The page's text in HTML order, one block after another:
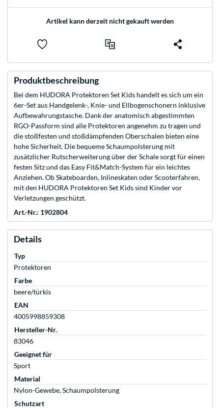
Artikel kann derzeit nicht gekauft werden
Produktbeschreibung
Bei dem HUDORA Protektoren Set Kids handelt es sich um ein
6er-Set aus Handgelenk-, Knie- und Ellbogenschonern inklusive
Aufbewahrungstasche. Dank der anatomisch abgestimmten
RGO-Passform sind alle Protektoren angenehm zu tragen und
die stoßfesten und stoßdämpfenden Oberschalen bieten eine
hohe Sicherheit. Die bequeme Schaumpolsterung mit
zusätzlicher Rutscherweiterung über der Schale sorgt für einen
festen Sitz und das Easy Fit&Match-System für ein leichtes
Anziehen. Ob Skateboarden, Inlineskaten oder Scooterfahren,
mit den HUDORA Protektoren Set Kids sind Kinder vor
Verletzungen geschützt.
Art.-Nr.: 1902804
Details
Typ
Protektoren
Farbe
beere/türkis
EAN
4005998859308
Hersteller-Nr.
83046
Geeignet für
Sport
Material
Nylon-Gewebe, Schaumpolsterung
Schutzart